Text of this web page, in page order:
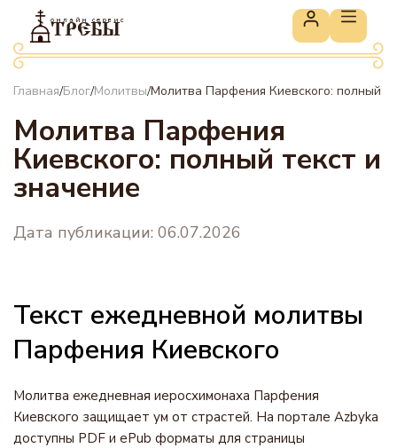
онлайн сервис
ТРЕБЫ
Главная/Блог/Молитвы/Молитва Парфения Киевского: полный
Молитва Парфения
Киевского: полный текст и
значение
Дата публикации: 06.07.2026
Текст ежедневной молитвы
Парфения Киевского
Молитва ежедневная иеросхимонаха Парфения
Киевского защищает ум от страстей. На портале Azbyka
доступны PDF и ePub форматы для страницы